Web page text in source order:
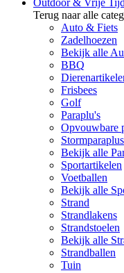
Outdoor & Vrije Tijd
Terug naar alle
Auto & Fiets
Zadelhoezen
Bekijk alle
BBQ
Frisbees
Golf
Paraplu's
Opvouwbare
Stormparaplus
Bekijk alle
Sportartikelen
Voetballen
Bekijk alle
Strand
Strandlakens
Strandstoelen
Bekijk alle
Strandballen
Tuin